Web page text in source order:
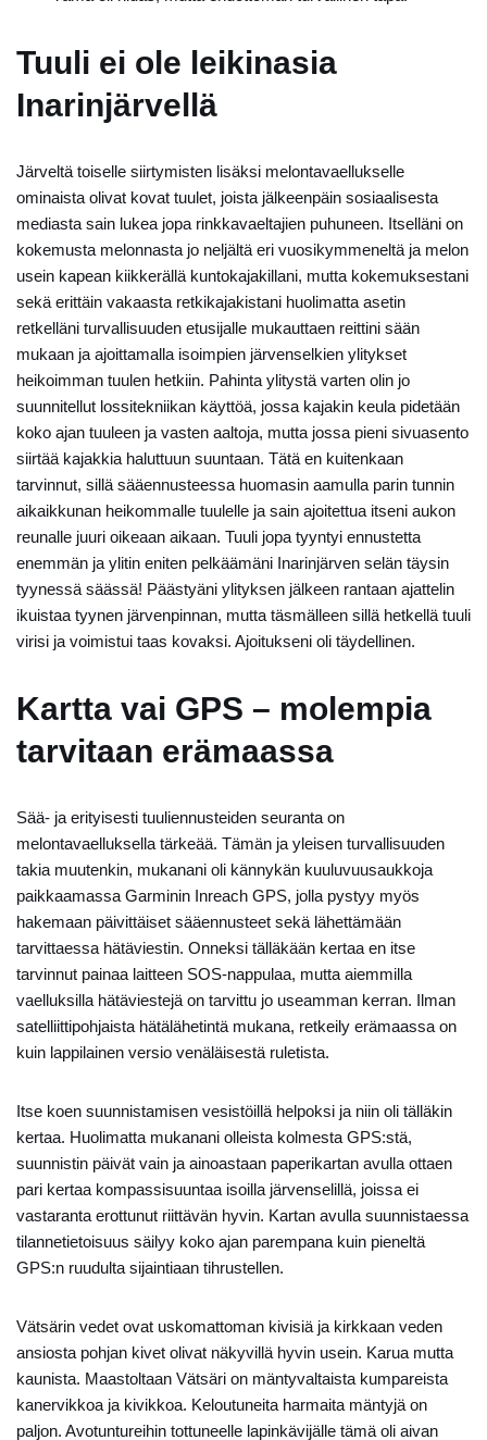
Tuuli ei ole leikinasia
Inarinjärvellä
Järveltä toiselle siirtymisten lisäksi melontavaellukselle
ominaista olivat kovat tuulet, joista jälkeenpäin sosiaalisesta
mediasta sain lukea jopa rinkkavaeltajien puhuneen. Itselläni on
kokemusta melonnasta jo neljältä eri vuosikymmeneltä ja melon
usein kapean kiikkerällä kuntokajakillani, mutta kokemuksestani
sekä erittäin vakaasta retkikajakistani huolimatta asetin
retkelläni turvallisuuden etusijalle mukauttaen reittini sään
mukaan ja ajoittamalla isoimpien järvenselkien ylitykset
heikoimman tuulen hetkiin. Pahinta ylitystä varten olin jo
suunnitellut lossitekniikan käyttöä, jossa kajakin keula pidetään
koko ajan tuuleen ja vasten aaltoja, mutta jossa pieni sivuasento
siirtää kajakkia haluttuun suuntaan. Tätä en kuitenkaan
tarvinnut, sillä sääennusteessa huomasin aamulla parin tunnin
aikaikkunan heikommalle tuulelle ja sain ajoitettua itseni aukon
reunalle juuri oikeaan aikaan. Tuuli jopa tyyntyi ennustetta
enemmän ja ylitin eniten pelkäämäni Inarinjärven selän täysin
tyynessä säässä! Päästyäni ylityksen jälkeen rantaan ajattelin
ikuistaa tyynen järvenpinnan, mutta täsmälleen sillä hetkellä tuuli
virisi ja voimistui taas kovaksi. Ajoitukseni oli täydellinen.
Kartta vai GPS – molempia
tarvitaan erämaassa
Sää- ja erityisesti tuuliennusteiden seuranta on
melontavaelluksella tärkeää. Tämän ja yleisen turvallisuuden
takia muutenkin, mukanani oli kännykän kuuluvuusaukkoja
paikkaamassa Garminin Inreach GPS, jolla pystyy myös
hakemaan päivittäiset sääennusteet sekä lähettämään
tarvittaessa hätäviestin. Onneksi tälläkään kertaa en itse
tarvinnut painaa laitteen SOS-nappulaa, mutta aiemmilla
vaelluksilla hätäviestejä on tarvittu jo useamman kerran. Ilman
satelliittipohjaista hätälähetintä mukana, retkeily erämaassa on
kuin lappilainen versio venäläisestä ruletista.
Itse koen suunnistamisen vesistöillä helpoksi ja niin oli tälläkin
kertaa. Huolimatta mukanani olleista kolmesta GPS:stä,
suunnistin päivät vain ja ainoastaan paperikartan avulla ottaen
pari kertaa kompassisuuntaa isoilla järvenselillä, joissa ei
vastaranta erottunut riittävän hyvin. Kartan avulla suunnistaessa
tilannetietoisuus säilyy koko ajan parempana kuin pieneltä
GPS:n ruudulta sijaintiaan tihrustellen.
Vätsärin vedet ovat uskomattoman kivisiä ja kirkkaan veden
ansiosta pohjan kivet olivat näkyvillä hyvin usein. Karua mutta
kaunista. Maastoltaan Vätsäri on mäntyvaltaista kumpareista
kanervikkoa ja kivikkoa. Keloutuneita harmaita mäntyjä on
paljon. Avotuntureihin tottuneelle lapinkävijälle tämä oli aivan